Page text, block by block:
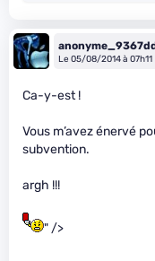
Le 05/08/2014 à 07h11
Ca-y-est !
Vous m’avez énervé
subvention.
argh !!!
" />